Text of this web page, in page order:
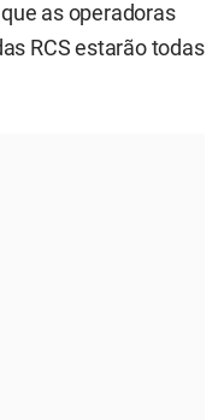
as operadoras
RCS estarão todas